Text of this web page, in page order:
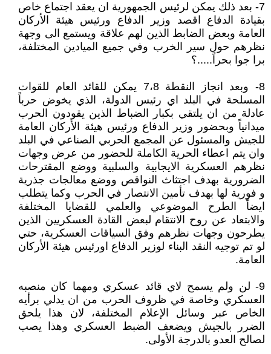
7- بعد ذلك يمكن لرئيس الجمهورية ان يعقد اجتماع خاص
بقيادة الدفاع اقصد وزير الدفاع ورئيس هيئة الأركان
العامة وبعض الضابط الذين لهم علاقة ويستمع الى وجهة
نظرهم حول سير الخرب وفي جميع الميادين المختلفة،
برا جوا بحراً.....؟
8- وبعد انجاز النقطة 7،8 يمكن للقائد العام للقوات
المسلحة في البلد اي رئيس الدولة، الذي يخوض حرباً
عادلة من ان يلتقي بكبار الضباط الذين يقودون الحرب
ميدانياً وبحضور وزير الدفاع ورئيس هيئة الأركان العامة
للجيش والمسئول عن المجمع الحربي الصناعي في البلد
وان يتم اعطاء الحرية الكاملة للحضور من عرض وجهات
نظرهم العسكرية الايجابية والسلبية ووضع المقترحات
الضرورية بهدف اجتثاث النواقص ووضع معالجات جذرية
و فورية لها بهدف تأمين الانتصار في الحرب وكما يتطلب
ايضاً الطرح الموضوعي والعلمي للقضايا المختلفة
والابتعاد عن روح الانتقام لبعض القادة العسكريين الذين
يطرحون وجهات نظرهم وفق السياقات العسكرية، حتي
لو تم توجيه النقد البناء لوزير الدفاع اورئيس هيئة الأركان
العامة.
9- لن ولم يسمح لاي قائد عسكري ومهما كان منصبه
العسكري وخاصة في ظروف الحرب من ان يدلي برأيه
الخاص عبر وسائل الإعلام المختلفة، لان هذا يلحق
الضرر بالجيش ويضعف الضبط العسكري وهذا يصب
لصالح العدو بالدرجة الأولى.